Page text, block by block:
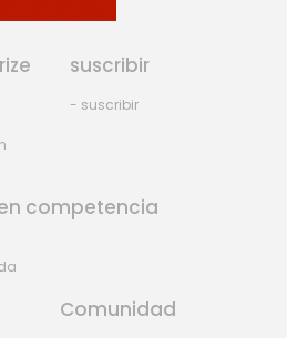
suscribir
- suscribir
competencia
Comunidad